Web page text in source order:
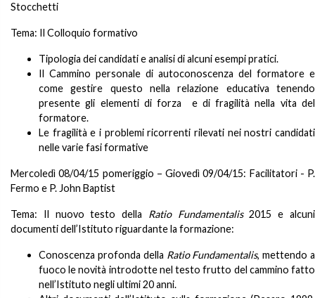
Stocchetti
Tema: Il Colloquio formativo
Tipologia dei candidati e analisi di alcuni esempi pratici.
Il Cammino personale di autoconoscenza del formatore e
come gestire questo nella relazione educativa tenendo
presente gli elementi di forza e di fragilità nella vita del
formatore.
Le fragilità e i problemi ricorrenti rilevati nei nostri candidati
nelle varie fasi formative
Mercoledì 08/04/15 pomeriggio – Giovedì 09/04/15: Facilitatori - P.
Fermo e P. John Baptist
Tema: Il nuovo testo della Ratio Fundamentalis2015 e alcuni
documenti dell’Istituto riguardante la formazione:
Conoscenza profonda della Ratio Fundamentalis, mettendo a
fuoco le novità introdotte nel testo frutto del cammino fatto
nell’Istituto negli ultimi 20 anni.